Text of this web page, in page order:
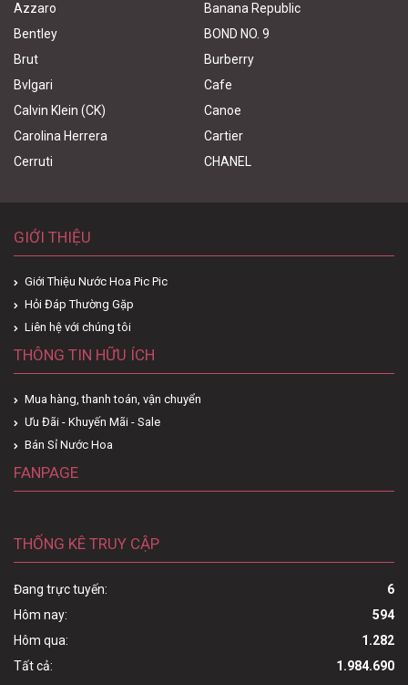
Azzaro
Banana Republic
Bentley
BOND NO. 9
Brut
Burberry
Bvlgari
Cafe
Calvin Klein (CK)
Canoe
Carolina Herrera
Cartier
Cerruti
CHANEL
GIỚI THIỆU
Giới Thiệu Nước Hoa Pic Pic
Hỏi Đáp Thường Gặp
Liên hệ với chúng tôi
THÔNG TIN HỮU ÍCH
Mua hàng, thanh toán, vận chuyển
Ưu Đãi - Khuyến Mãi - Sale
Bán Sỉ Nước Hoa
FANPAGE
THỐNG KÊ TRUY CẬP
Đang trực tuyến:
6
Hôm nay:
594
Hôm qua:
1.282
Tất cả:
1.984.690